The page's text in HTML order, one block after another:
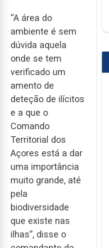
“A área do
ambiente é sem
dúvida aquela
onde se tem
verificado um
amento de
deteção de ilícitos
e a que o
Comando
Territorial dos
Açores está a dar
uma importância
muito grande, até
pela
biodiversidade
que existe nas
ilhas”, disse o